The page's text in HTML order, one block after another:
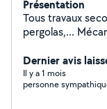
Présentation
Tous travaux
pergolas,... Mécanique auto et motoculture Réparations
linge)
Dernier avis
Il y a 1 mois
personne